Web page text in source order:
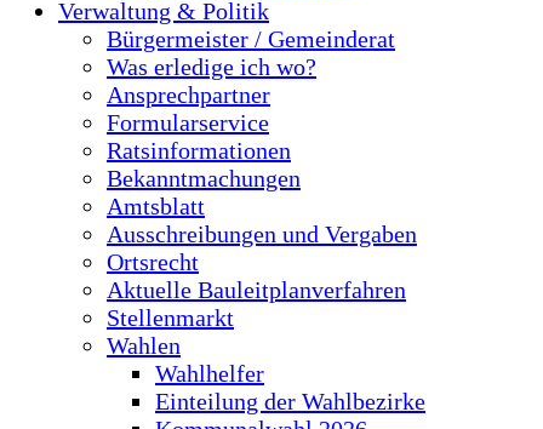
Verwaltung & Politik
Bürgermeister / Gemeinderat
Was erledige ich wo?
Ansprechpartner
Formularservice
Ratsinformationen
Bekanntmachungen
Amtsblatt
Ausschreibungen und Vergaben
Ortsrecht
Aktuelle Bauleitplanverfahren
Stellenmarkt
Wahlen
Wahlhelfer
Einteilung der Wahlbezirke